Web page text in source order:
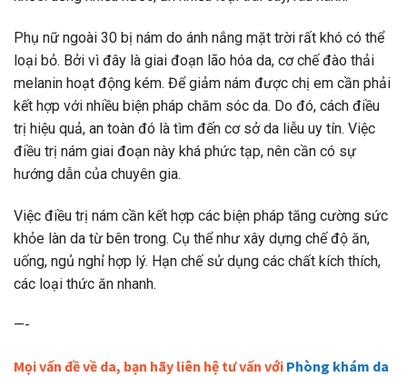
Phụ nữ ngoài 30 bị nám do ánh nắng mặt trời rất khó có thể
loại bỏ. Bởi vì đây là giai đoạn lão hóa da, cơ chế đào thải
melanin hoạt động kém. Để giảm nám được chị em cần phải
kết hợp với nhiều biện pháp chăm sóc da. Do đó, cách điều
trị hiệu quả, an toàn đó là tìm đến cơ sở da liễu uy tín. Việc
điều trị nám giai đoạn này khá phức tạp, nên cần có sự
hướng dẫn của chuyên gia.
Việc điều trị nám cần kết hợp các biện pháp tăng cường sức
khỏe làn da từ bên trong. Cụ thể như xây dựng chế độ ăn,
uống, ngủ nghỉ hợp lý. Hạn chế sử dụng các chất kích thích,
các loại thức ăn nhanh.
—-
Mọi vấn đề về da, bạn hãy liên hệ tư vấn với Phòng khám da